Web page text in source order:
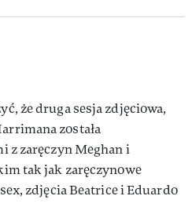
że druga sesja zdjęciowa,
została
z zaręczyn Meghan i
tak jak zaręczynowe
zdjęcia Beatrice i Eduardo